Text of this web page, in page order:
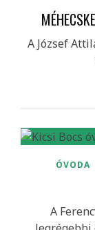
A József
ÓVODA
A